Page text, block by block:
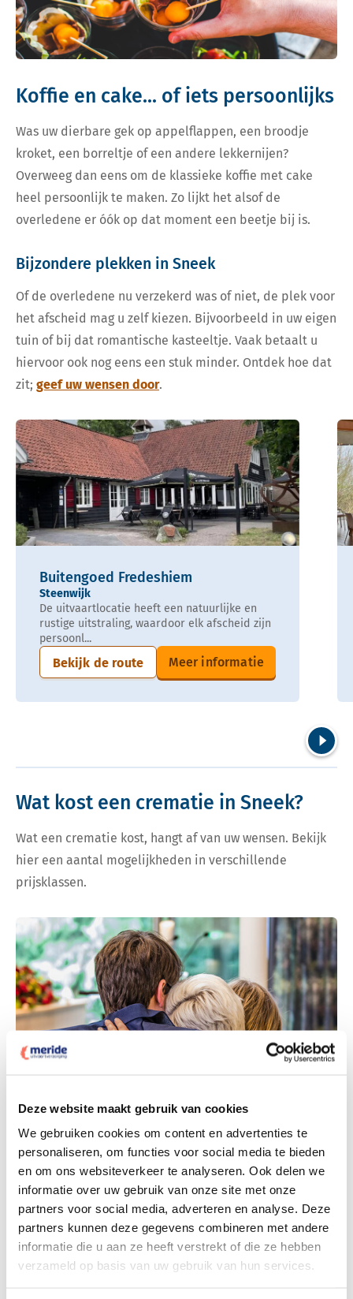
Deze website maakt gebruik van cookies
We gebruiken cookies om content en advertenties te
personaliseren, om functies voor social media te bieden
en om ons websiteverkeer te analyseren. Ook delen we
informatie over uw gebruik van onze site met onze
partners voor social media, adverteren en analyse. Deze
partners kunnen deze gegevens combineren met andere
informatie die u aan ze heeft verstrekt of die ze hebben
verzameld op basis van uw gebruik van hun services.
Koffie en cake... of iets persoonlijks
Was uw dierbare gek op appelflappen, een broodje
kroket, een borreltje of een andere lekkernijen?
Overweeg dan eens om de klassieke koffie met cake
heel persoonlijk te maken. Zo lijkt het alsof de
overledene er óók op dat moment een beetje bij is.
Bijzondere plekken in Sneek
Of de overledene nu verzekerd was of niet, de plek voor
het afscheid mag u zelf kiezen. Bijvoorbeeld in uw eigen
tuin of bij dat romantische kasteeltje. Vaak betaalt u
hiervoor ook nog eens een stuk minder. Ontdek hoe dat
zit; geef uw wensen door.
Buitengoed Fredeshiem
Steenwijk
De uitvaartlocatie heeft een natuurlijke en
rustige uitstraling, waardoor elk afscheid zijn
persoonl...
Bekijk de route Meer informatie
Wat kost een crematie in Sneek?
Wat een crematie kost, hangt af van uw wensen. Bekijk
hier een aantal mogelijkheden in verschillende
prijsklassen.
Bekijk tarieven voor crematie
Bekijk tarieven voor begrafenis